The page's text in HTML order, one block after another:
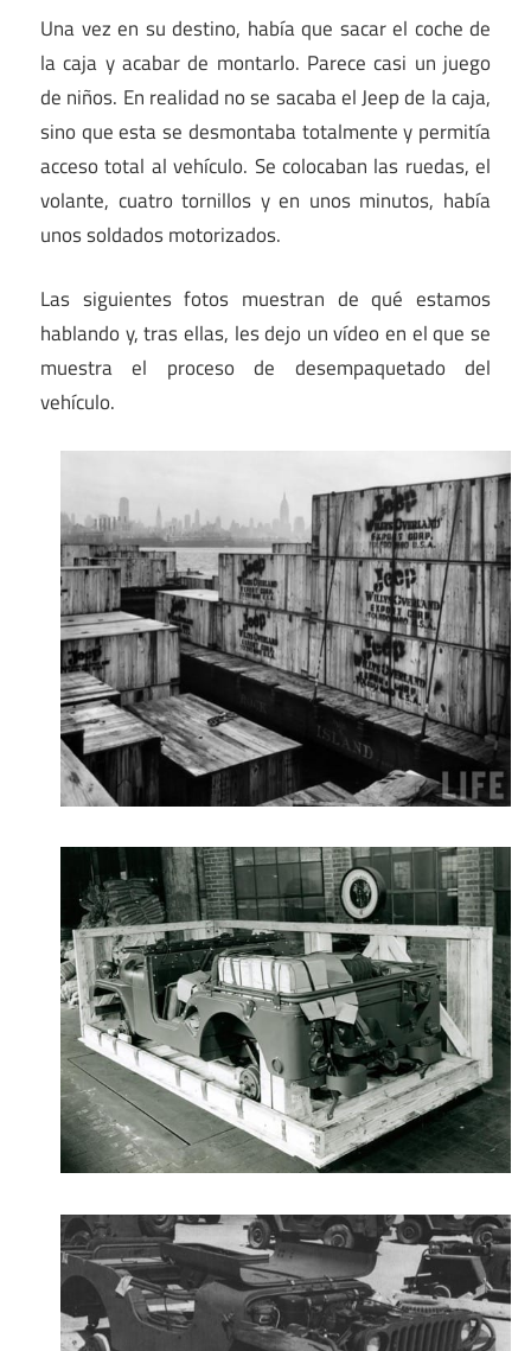
Una vez en su destino, había que sacar el coche de
la caja y acabar de montarlo. Parece casi un juego
de niños. En realidad no se sacaba el Jeep de la caja,
sino que esta se desmontaba totalmente y permitía
acceso total al vehículo. Se colocaban las ruedas, el
volante, cuatro tornillos y en unos minutos, había
unos soldados motorizados.
Las siguientes fotos muestran de qué estamos
hablando y, tras ellas, les dejo un vídeo en el que se
muestra el proceso de desempaquetado del
vehículo.